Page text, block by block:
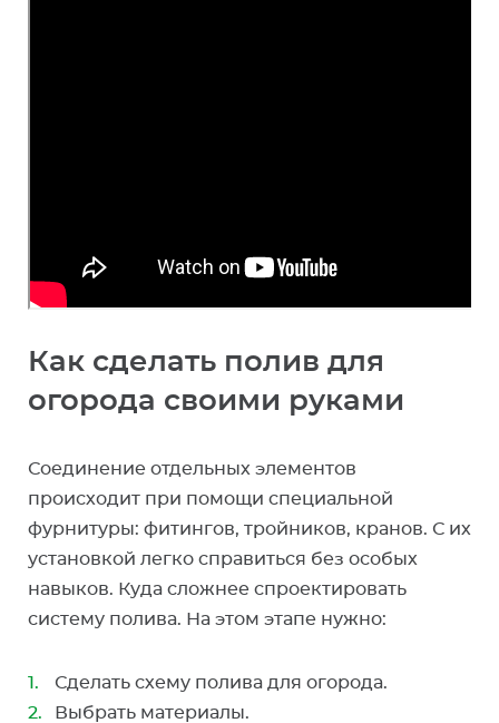
Как сделать полив для
огорода своими руками
Соединение отдельных элементов
происходит при помощи специальной
фурнитуры: фитингов, тройников, кранов. С их
установкой легко справиться без особых
навыков. Куда сложнее спроектировать
систему полива. На этом этапе нужно:
Сделать схему полива для огорода.
Выбрать материалы.